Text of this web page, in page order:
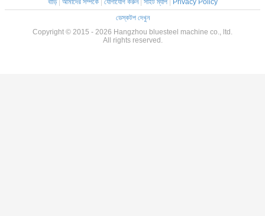
বাড়ি| আমাদের সম্পর্কে| যোগাযোগ করুন| সাইট ম্যাপ| Privacy Policy
ডেস্কটপ দেখুন
Copyright © 2015 - 2026 Hangzhou bluesteel machine co., ltd.
All rights reserved.